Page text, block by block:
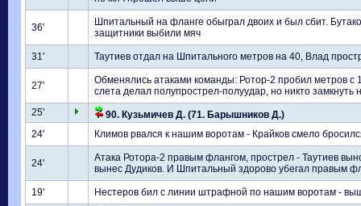
36'
Шпитальный на фланге обыграл двоих и был сбит.
защитники выбили мяч
31' Таутиев отдал на Шпитального метров на 40, Влад
27'
Обменялись атаками команды: Ротор-2 пробил метров
слета делал полупрострел-полуудар, но никто замкнуть
25'
90. Кузьмичев Д. (71. Барышников Д.)
24'
Климов рвался к нашим воротам - Крайков смело
24'
Атака Ротора-2 правым флангом, прострел - Таутиев
вынес Дудиков. И Шпитальный здорово убегал правым
19' Нестеров бил с линии штрафной по нашим воротам -